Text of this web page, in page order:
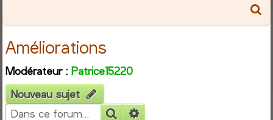
Améliorations
Modérateur : Patrice15220
Nouveau sujet
Rechercher